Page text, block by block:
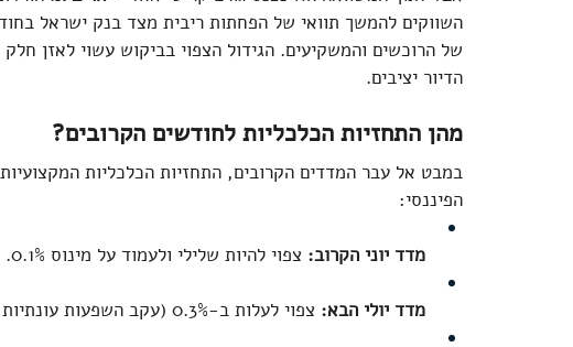
השווקים להמשך תוואי של הפחתות ריבית מצד בנק ישראל
של הרוכשים והמשקיעים. הגידול הצפוי בביקוש עשוי לאזן
הדיור יציבים.
מהן התחזיות הכלכליות לחודשים הקרובים?
במבט אל עבר המדדים הקרובים, התחזיות הכלכליות
הפיננסי:
מדד יוני הקרוב: צפוי להיות שלילי ולעמוד על מינוס 0.1%.
מדד יולי הבא: צפוי לעלות ב-0.3% (עקב השפעות עונתיות של קיץ וחופשות).